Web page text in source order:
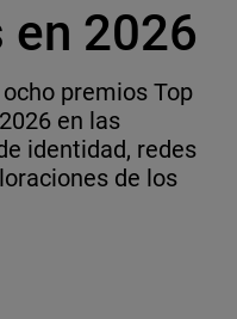
en 2026
premios Top
en las
identidad, redes
de los
Reddit